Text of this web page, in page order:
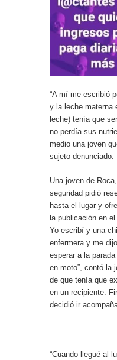
“A mí me escribió
y la leche materna
leche) tenía que
no perdía sus
medio una joven
sujeto denunciado.
Una joven de
seguridad pidió
hasta el lugar y
la publicación en
Yo escribí y una
enfermera y me
esperar a la
en moto”, contó la
de que tenía que
en un recipiente.
decidió ir
“Cuando llegué al